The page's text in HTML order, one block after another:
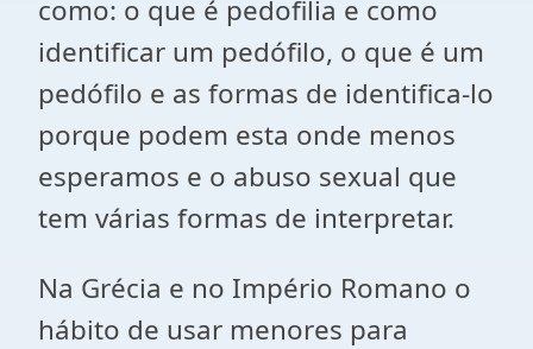
como: o que é pedofilia e como
identificar um pedófilo, o que é um
pedófilo e as formas de identifica-lo
porque podem esta onde menos
esperamos e o abuso sexual que
tem várias formas de interpretar.
Na Grécia e no Império Romano o
hábito de usar menores para